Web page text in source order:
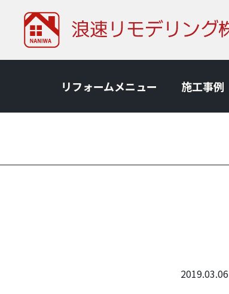
リフォームメニュー 施⼯事例
2019.03.06